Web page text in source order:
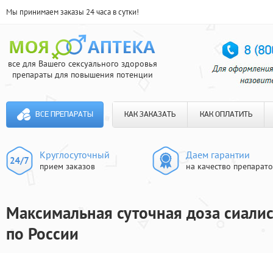
Мы принимаем заказы 24 часа в сутки!
все для Вашего сексуального здоровья
препараты для повышения потенции
ВСЕ ПРЕПАРАТЫ КАК ЗАКАЗАТЬ КАК ОПЛАТИТЬ
Круглосуточный
прием заказов
Даем гарантии
на качество
Максимальная суточная доза
по России